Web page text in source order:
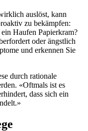
auslöst, kann
zu bekämpfen:
Haufen Papierkram?
oder ängstlich
und erkennen Sie
durch rationale
«Oftmals ist es
dass sich ein